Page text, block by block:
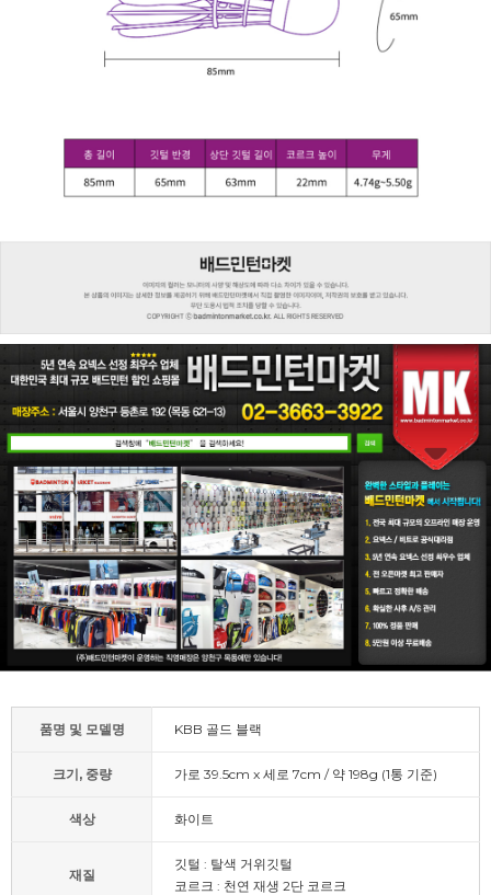
품명 및 모델명 KBB 골드 블랙
크기, 중량 가로 39.5cm x 세로 7cm / 약 198g (1통 기준)
색상 화이트
재질
깃털 : 탈색 거위깃털
코르크 : 천연 재생 2단 코르크